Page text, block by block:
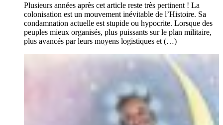
Plusieurs années après cet article reste très pertinent ! La
colonisation est un mouvement inévitable de l’Histoire. Sa
condamnation actuelle est stupide ou hypocrite. Lorsque des
peuples mieux organisés, plus puissants sur le plan militaire,
plus avancés par leurs moyens logistiques et (…)